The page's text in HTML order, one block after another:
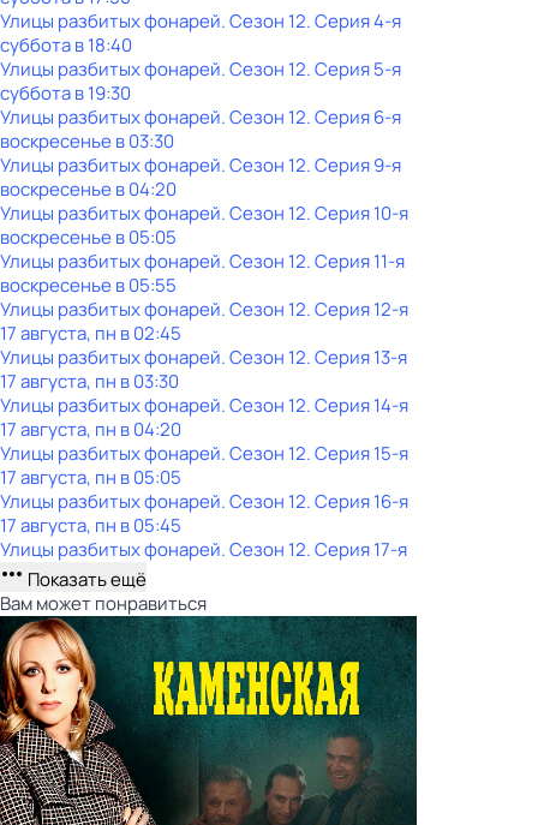
Улицы разбитых фонарей. Сезон 12. Серия 4-я
субботав18:40
Улицы разбитых фонарей. Сезон 12. Серия 5-я
субботав19:30
Улицы разбитых фонарей. Сезон 12. Серия 6-я
воскресенье в03:30
Улицы разбитых фонарей. Сезон 12. Серия 9-я
воскресенье в04:20
Улицы разбитых фонарей. Сезон 12. Серия 10-я
воскресенье в05:05
Улицы разбитых фонарей. Сезон 12. Серия 11-я
воскресенье в05:55
Улицы разбитых фонарей. Сезон 12. Серия 12-я
17 августа, пн в 02:45
Улицы разбитых фонарей. Сезон 12. Серия 13-я
17 августа, пн в 03:30
Улицы разбитых фонарей. Сезон 12. Серия 14-я
17 августа, пн в 04:20
Улицы разбитых фонарей. Сезон 12. Серия 15-я
17 августа, пн в 05:05
Улицы разбитых фонарей. Сезон 12. Серия 16-я
17 августа, пн в 05:45
Улицы разбитых фонарей. Сезон 12. Серия 17-я
Показать ещё
Вам может понравиться